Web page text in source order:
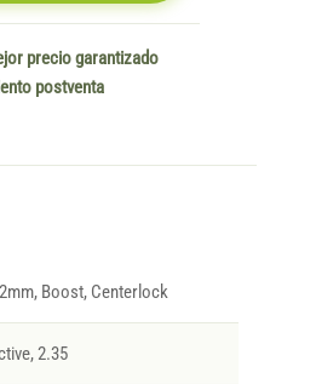
precio garantizado
postventa
Boost, Centerlock
2.35